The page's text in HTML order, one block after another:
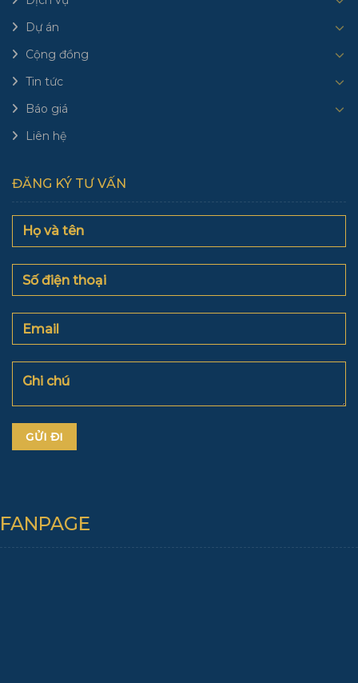
Dự án
Cộng đồng
Tin tức
Báo giá
Liên hệ
ĐĂNG KÝ TƯ VẤN
FANPAGE